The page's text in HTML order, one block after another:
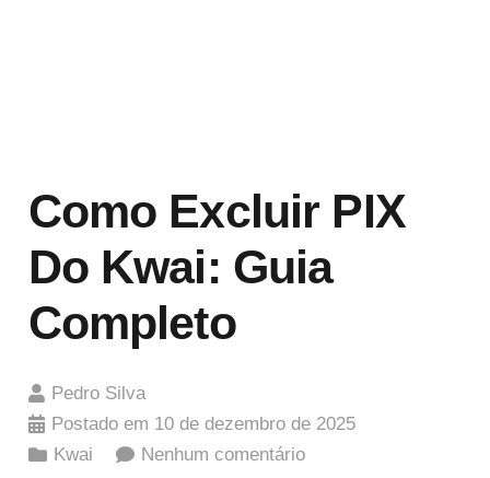
Como Excluir PIX
Do Kwai: Guia
Completo
Pedro Silva
Postado em 10 de dezembro de 2025
Kwai
Nenhum comentário